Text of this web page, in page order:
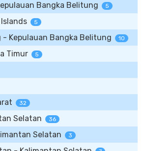
Bangka Belitung 5
5
Kepulauan Bangka Belitung 10
Timur 5
32
Selatan 36
Selatan 3